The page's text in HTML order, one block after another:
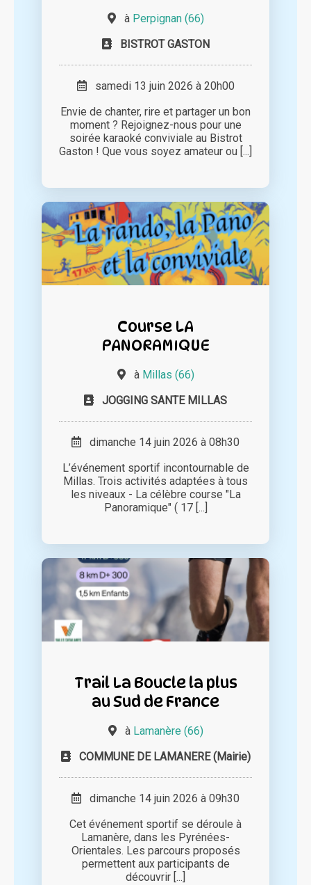
à Perpignan (66)
BISTROT GASTON
samedi 13 juin 2026 à 20h00
Envie de chanter, rire et partager un bon
moment ? Rejoignez-nous pour une
soirée karaoké conviviale au Bistrot
Gaston ! Que vous soyez amateur ou [...]
Course LA
PANORAMIQUE
à Millas (66)
JOGGING SANTE MILLAS
dimanche 14 juin 2026 à 08h30
L’événement sportif incontournable de
Millas. Trois activités adaptées à tous
les niveaux - La célèbre course "La
Panoramique" ( 17 [...]
Trail La Boucle la plus
au Sud de France
à Lamanère (66)
COMMUNE DE LAMANERE (Mairie)
dimanche 14 juin 2026 à 09h30
Cet événement sportif se déroule à
Lamanère, dans les Pyrénées-
Orientales. Les parcours proposés
permettent aux participants de
découvrir [...]